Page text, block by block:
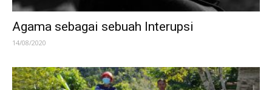
Agama sebagai sebuah Interupsi
14/08/2020